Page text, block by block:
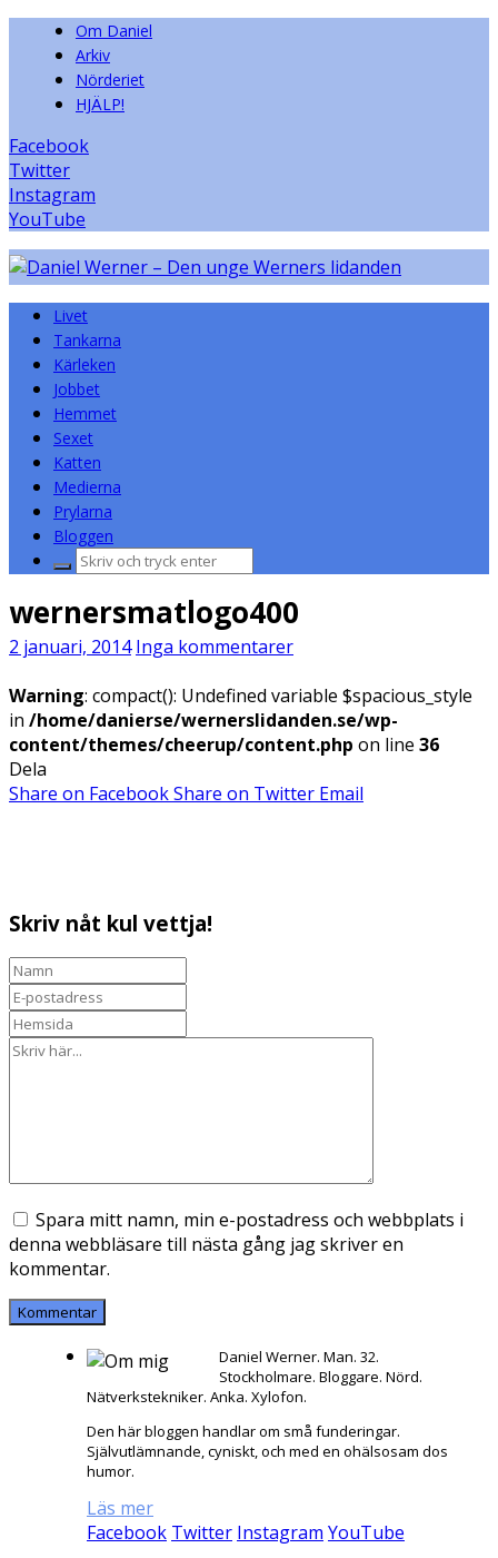
Om Daniel
Arkiv
Nörderiet
HJÄLP!
Facebook
Twitter
Instagram
YouTube
Livet
Tankarna
Kärleken
Jobbet
Hemmet
Sexet
Katten
Medierna
Prylarna
Bloggen
Sök
wernersmatlogo400
2 januari, 2014 Inga kommentarer
Warning: compact(): Undefined variable $spacious_style
in /home/danierse/wernerslidanden.se/wp-
content/themes/cheerup/content.php on line 36
Dela
Share on FacebookShare on Twitter Email
Skriv nåt kul vettja!
Spara mitt namn, min e-postadress och webbplats i
denna webbläsare till nästa gång jag skriver en
kommentar.
Daniel Werner. Man. 32.
Stockholmare. Bloggare. Nörd.
Nätverkstekniker. Anka. Xylofon.
Den här bloggen handlar om små funderingar.
Självutlämnande, cyniskt, och med en ohälsosam dos
humor.
Läs mer
Facebook Twitter Instagram YouTube